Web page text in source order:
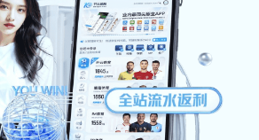
自动消防炮
智能消防炮
固定消防炮